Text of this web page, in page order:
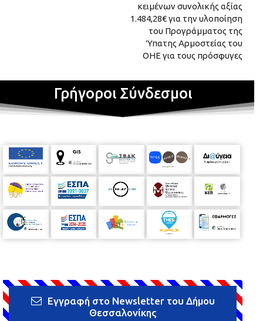
κειμένων συνολικής αξίας
1.484,28€ για την υλοποίηση
του Προγράμματος της
Ύπατης Αρμοστείας του
ΟΗΕ για τους πρόσφυγες
Γρήγοροι Σύνδεσμοι
Εγγραφή στο Newsletter του Δήμου
Θεσσαλονίκης